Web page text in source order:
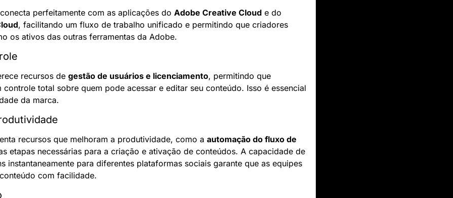
perfeitamente com as aplicações do Adobe Creative Cloud
, facilitando um fluxo de trabalho unificado e permitindo que criadores
os ativos das outras ferramentas da Adobe.
recursos de gestão de usuários e licenciamento, permitindo que
controle total sobre quem pode acessar e editar seu conteúdo. Isso é essencial
da marca.
recursos que melhoram a produtividade, como a automação do fluxo de
etapas necessárias para a criação e ativação de conteúdos. A capacidade de
instantaneamente para diferentes plataformas sociais garante que as equipes
com facilidade.